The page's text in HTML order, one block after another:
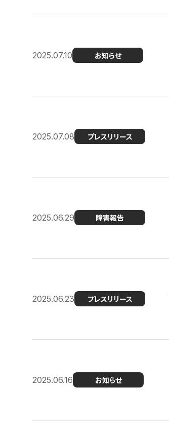
2025.07.10 お知らせ
2025.07.08 プレスリリース
2025.06.29 障害報告
2025.06.23 プレスリリース
2025.06.16 お知らせ